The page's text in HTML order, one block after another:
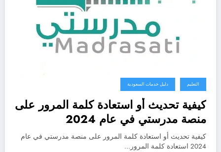
التعليم دليل خدمات السعودية
كيفية تحديث أو استعادة كلمة المرور على
منصة مدرستي في عام 2024
كيفية تحديث أو استعادة كلمة المرور على منصة مدرستي في عام
2024 استعادة كلمة المرور…